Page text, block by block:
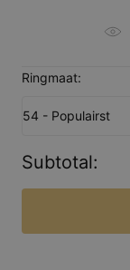
Ringmaat:
54 - Populairst
Subtotal: